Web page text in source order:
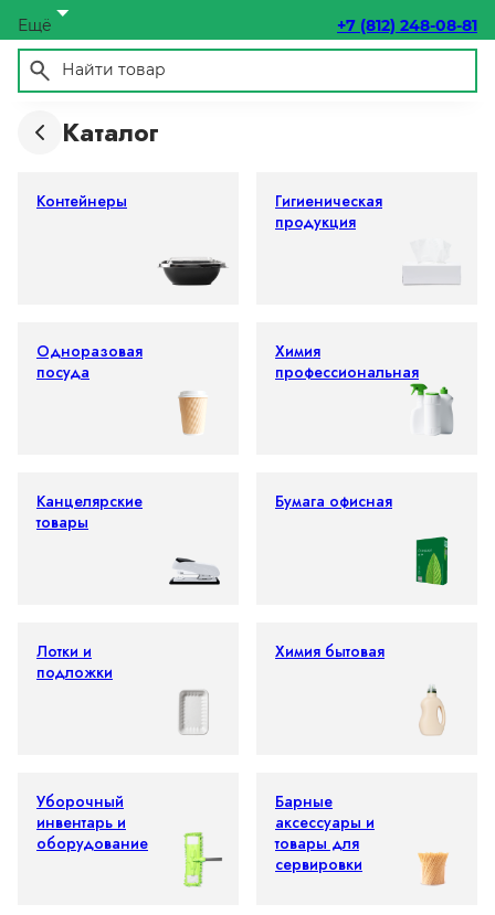
Ещё +7 (812) 248-08-81
Каталог
Контейнеры
Гигиеническая
продукция
Одноразовая
посуда
Химия
профессиональная
Канцелярские
товары
Бумага офисная
Лотки и
подложки
Химия бытовая
Уборочный
инвентарь и
оборудование
Барные
аксессуары и
товары для
сервировки